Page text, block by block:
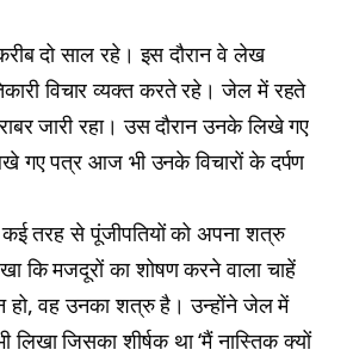
दो साल रहे। इस दौरान वे लेख
विचार व्यक्त करते रहे। जेल में रहते
जारी रहा। उस दौरान उनके लिखे गए
गए पत्र आज भी उनके विचारों के दर्पण
तरह से पूंजीपतियों को अपना शत्रु
कि मजदूरों का शोषण करने वाला चाहें
हो, वह उनका शत्रु है। उन्होंने जेल में
जिसका शीर्षक था ‘मैं नास्तिक क्यों